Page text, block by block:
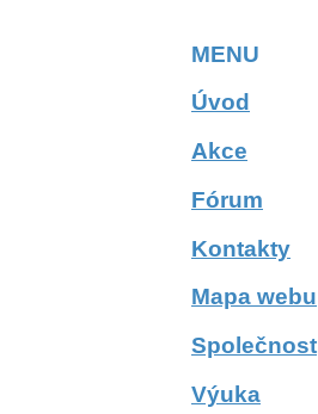
MENU
Úvod
Akce
Fórum
Kontakty
Mapa webu
Společnost
Výuka